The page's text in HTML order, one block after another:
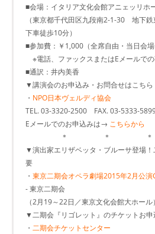
■会場：イタリア文化会館アニェッリホ
（東京都千代田区九段南2-1-30 地下鉄
下車徒歩10分）
■参加費：￥1,000（全席自由・当日会場
※電話、ファックスまたはEメールでの
■通訳：井内美香
▼講演会のお申込み・お問合せはこちら
・ NPO日本ヴェルディ協会
TEL. 03-3320-2500 FAX. 03-5333-
Eメールでのお申込みは→ こちらから
＊ ＊ ＊
▼演出家エリザベッタ・ブルーサ登場
要
・ 東京二期会オペラ劇場2015年2月公演
- 東京二期会
（2月19～22日／東京文化会館大ホール）
▼二期会『リゴレット』のチケットお
・ 二期会チケットセンター